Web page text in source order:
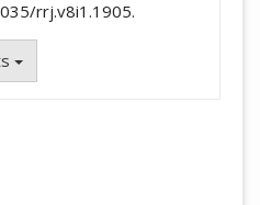
rrj.v8i1.1905.